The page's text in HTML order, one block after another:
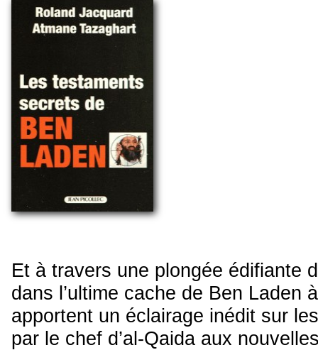
Et à travers une plongée édifiante
dans l’ultime cache de Ben Laden
apportent un éclairage inédit sur
par le chef d’al-Qaida aux